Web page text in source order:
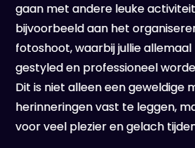
gaan met andere leuke
bijvoorbeeld aan het
fotoshoot, waarbij jullie
gestyled en professioneel
Dit is niet alleen een geweldige
herinneringen vast te leggen,
voor veel plezier en gelach